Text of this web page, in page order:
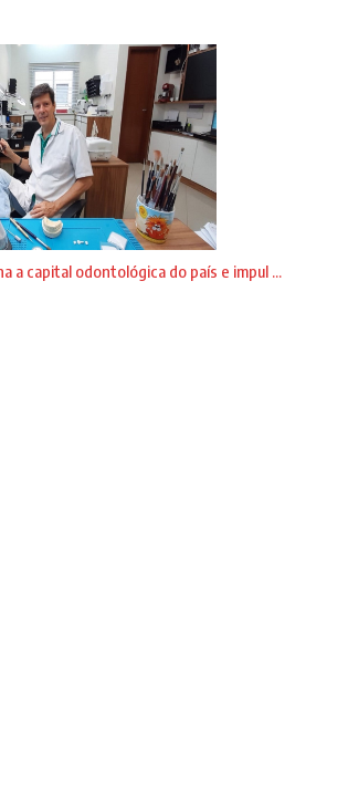
a capital odontológica do país e impul ...